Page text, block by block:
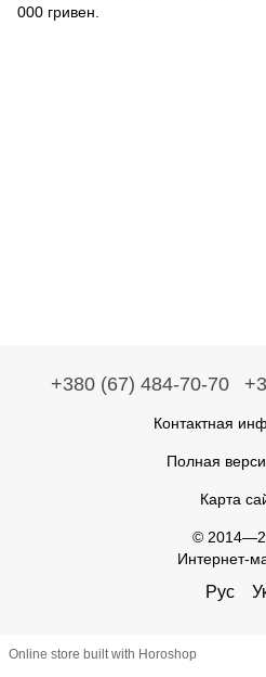
000 гривен.
+380 (67) 484-70-70
Контактная
Полная
Карта
©
Интернет-
Рус
Online store built with Horoshop